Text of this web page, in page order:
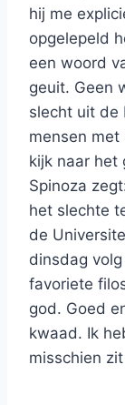
hij me
opgelepeld
een woord
geuit. Geen
slecht uit de
mensen
kijk naar het
Spinoza
het slechte
de
dinsdag
favoriete
god. Goed
kwaad. Ik
misschien